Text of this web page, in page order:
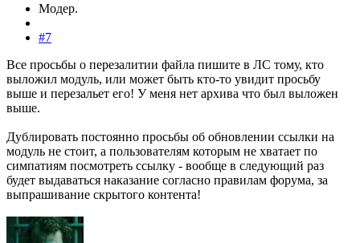
Модер.
#7
Все просьбы о перезалитии файла пишите в ЛС тому, кто
выложил модуль, или может быть кто-то увидит просьбу
выше и перезальет его! У меня нет архива что был выложен
выше.
Дублировать постоянно просьбы об обновлении ссылки на
модуль не стоит, а пользователям которым не хватает по
симпатиям посмотреть ссылку - вообще в следующий раз
будет выдаваться наказание согласно правилам форума, за
выпрашивание скрытого контента!